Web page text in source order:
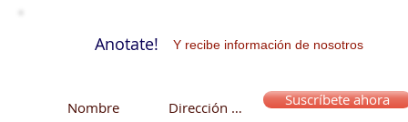
Anotate! Y recibe información de nosotros
Suscríbete ahora